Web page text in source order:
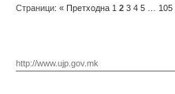
Страници: « Претходна 1 2 3 4 5 105
http://www.ujp.gov.mk